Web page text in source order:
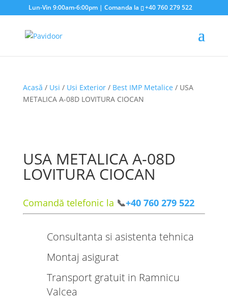
Lun-Vin 9:00am-6:00pm | Comanda la +40 760 279 522
Acasă / Usi / Usi Exterior/ Best IMP Metalice / USA
METALICA A-08D LOVITURA CIOCAN
USA METALICA A-08D
LOVITURA CIOCAN
Comandă telefonic la 📞+40 760 279 522
Consultanta si asistenta tehnica
Montaj asigurat
Transport gratuit in Ramnicu
Valcea